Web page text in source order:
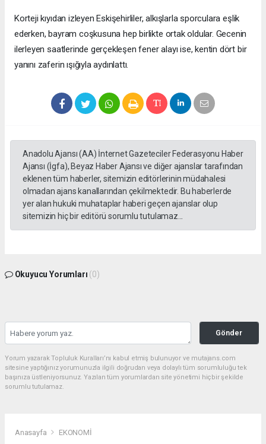
Korteji kıyıdan izleyen Eskişehirliler, alkışlarla sporculara eşlik
ederken, bayram coşkusuna hep birlikte ortak oldular. Gecenin
ilerleyen saatlerinde gerçekleşen fener alayı ise, kentin dört bir
yanını zaferin ışığıyla aydınlattı.
Anadolu Ajansı (AA) İnternet Gazeteciler Federasyonu Haber
Ajansı (İgfa), Beyaz Haber Ajansı ve diğer ajanslar tarafından
eklenen tüm haberler, sitemizin editörlerinin müdahalesi
olmadan ajans kanallarından çekilmektedir. Bu haberlerde
yer alan hukuki muhataplar haberi geçen ajanslar olup
sitemizin hiç bir editörü sorumlu tutulamaz...
Okuyucu Yorumları (0)
Gönder
Yorum yazarak Topluluk Kuralları’nı kabul etmiş bulunuyor ve mutajans.com
sitesine yaptığınız yorumunuzla ilgili doğrudan veya dolaylı tüm sorumluluğu tek
başınıza üstleniyorsunuz. Yazılan tüm yorumlardan site yönetimi hiçbir şekilde
sorumlu tutulamaz.
Anasayfa EKONOMİ